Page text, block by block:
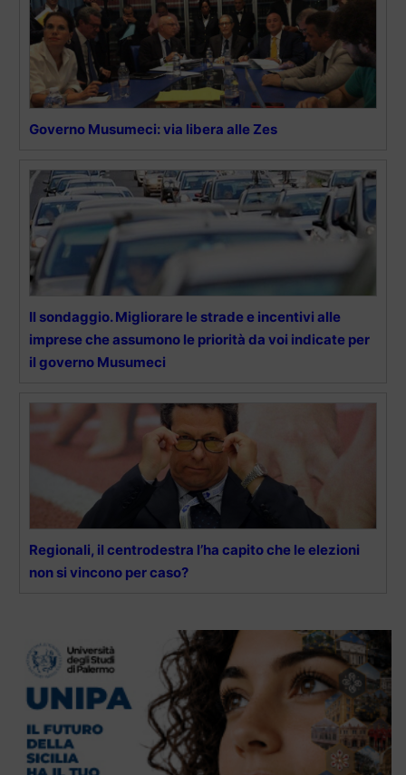
Governo Musumeci: via libera alle Zes
Il sondaggio. Migliorare le strade e incentivi alle
imprese che assumono le priorità da voi indicate per
il governo Musumeci
Regionali, il centrodestra l’ha capito che le elezioni
non si vincono per caso?